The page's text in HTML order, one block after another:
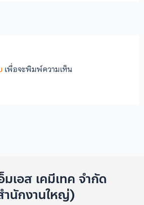
เพื่อจะพิมพ์ความเห็น
มเอส เคมีเทค จำกัด
นักงานใหญ่)